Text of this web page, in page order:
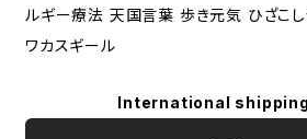
ルギー療法 天国言葉 歩き元気 ひざこ
ワカスギール
International